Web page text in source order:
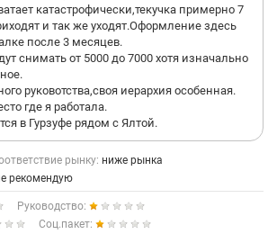
катастрофически,текучка примерно 7
и так же уходят.Оформление здесь
после 3 месяцев.
снимать от 5000 до 7000 хотя изначально
руковотства,своя иерархия особенная.
где я работала.
в Гурзуфе рядом с Ялтой.
рынку: ниже рынка
рекомендую
Руководство:
Соц.пакет: